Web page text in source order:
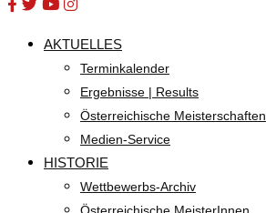
AKTUELLES
Terminkalender
Ergebnisse | Results
Österreichische Meisterschaften
Medien-Service
HISTORIE
Wettbewerbs-Archiv